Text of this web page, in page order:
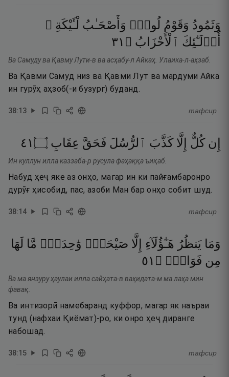
وَثَمُودُ وَقَوْمُ لُوطٍۢ وَأَصْحَـٰبُ لْـَٔيْكَةِ ۚ
أُو۟لَـٰٓئِكَ ٱلْأَحْزَابُ ۝ ١٣
Ва Самуду ва Қавму Лути-в ва асҳабу-л Айкаҳ. Улаика-л-аҳзаб.
Ва Қавми Самуд низ ва Қавми Лут ва мардуми Айка
ин гурӯҳ аҳзоб(-и бузург) буданд.
38:13 тафсир
إِن كُلٌّ إِلَّا كَذَّبَ ٱلرُّسُلَ فَحَقَّ عِقَابِ ۝١٤
Ин куллун илла каззаба-р русула фаҳаққа ъиқаб.
Набуд ҳеҷ яке аз онҳо, магар ин ки пайғамбаронро
дурӯғ ҳисобид, пас, азоби Ман бар онҳо собит шуд.
38:14 тафсир
وَمَا يَنظُرُ هَـٰٓؤُلَآءِ إِلَّا صَيْحَةًۭ وَٰحِدَةًۭ مَّا لَهَا
مِن فَوَاقٍۢ ۝ ١٥
Ва ма янзуру ҳаулаи илла сайҳата-в ваҳидата-м ма лаҳа мин
фавақ.
Ва интизорӣ намебаранд куффор, магар як наъраи
тунд (нафхаи Қиёмат)-ро, ки онро ҳеҷ диранге
набошад.
38:15 тафсир